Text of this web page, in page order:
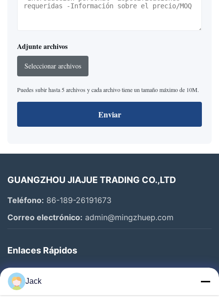
Adjunte archivos
Seleccionar archivos
Puedes subir hasta 5 archivos y cada archivo tiene un tamaño máximo de 10M.
Enviar
GUANGZHOU JIAJUE TRADING CO.,LTD
Teléfono: 86-189-26191673
Correo electrónico: admin@mingzhuep.com
Enlaces Rápidos
En Casa
Productos
Jack